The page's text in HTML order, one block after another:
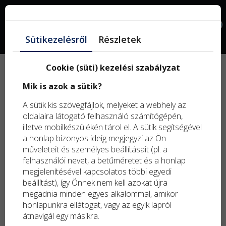
Facebook
Sütikezelésről Részletek
Cookie (süti) kezelési szabályzat
Mik is azok a sütik?
A sütik kis szövegfájlok, melyeket a webhely az
oldalaira látogató felhasználó számítógépén,
illetve mobilkészülékén tárol el. A sütik segítségével
a honlap bizonyos ideig megjegyzi az Ön
műveleteit és személyes beállításait (pl. a
felhasználói nevet, a betűméretet és a honlap
megjelenítésével kapcsolatos többi egyedi
beállítást), így Önnek nem kell azokat újra
megadnia minden egyes alkalommal, amikor
honlapunkra ellátogat, vagy az egyik lapról
átnavigál egy másikra.